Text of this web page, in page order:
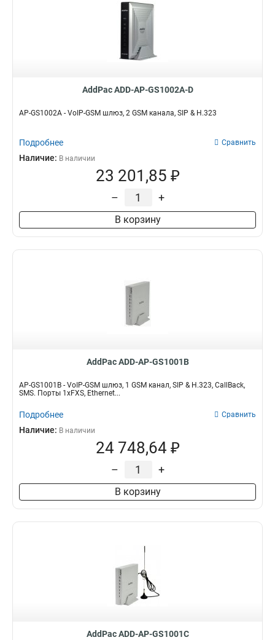
AddPac ADD-AP-GS1002A-D
AP-GS1002A - VoIP-GSM шлюз, 2 GSM канала, SIP & H.323
Подробнее Сравнить
Наличие: В наличии
23 201,85 ₽
– +
В корзину
AddPac ADD-AP-GS1001B
AP-GS1001B - VoIP-GSM шлюз, 1 GSM канал, SIP & H.323, CallBack,
SMS. Порты 1xFXS, Ethernet...
Подробнее Сравнить
Наличие: В наличии
24 748,64 ₽
– +
В корзину
AddPac ADD-AP-GS1001C